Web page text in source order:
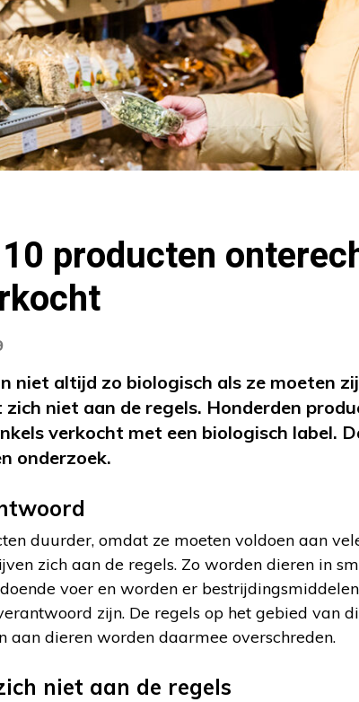
producten
niet altijd zo biologisch als ze moeten
niet aan de regels. Honderden
verkocht met een biologisch label.
onderzoek.
duurder, omdat ze moeten voldoen aan
zich aan de regels. Zo worden dieren in
voer en worden er
zijn. De regels op het gebied van
aan dieren worden daarmee overschreden.
niet aan de regels